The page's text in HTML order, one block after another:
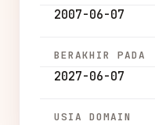
2007-06-07
BERAKHIR PADA
2027-06-07
USIA DOMAIN